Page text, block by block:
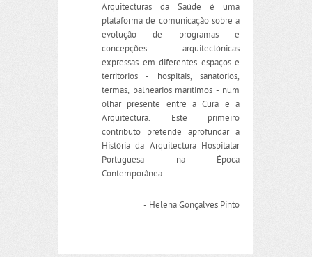
Arquitecturas da Saúde é uma
plataforma de comunicação sobre a
evolução de programas e
concepções arquitectónicas
expressas em diferentes espaços e
territórios - hospitais, sanatórios,
termas, balneários marítimos - num
olhar presente entre a Cura e a
Arquitectura. Este primeiro
contributo pretende aprofundar a
História da Arquitectura Hospitalar
Portuguesa na Época
Contemporânea.
- Helena Gonçalves Pinto